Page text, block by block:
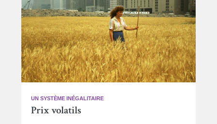
UN SYSTÈME INÉGALITAIRE
Prix volatils